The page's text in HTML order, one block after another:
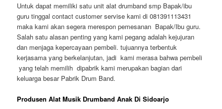
Untuk dapat memiliki satu unit alat drumband smp Bapak/ibu
guru tinggal contact customer servise kami di 081391113431
maka kami akan segera merespon pemesanan Bapak/Ibu guru.
Salah satu alasan penting yang kami pegang adalah kejujuran
dan menjaga kepercayaan pembeli. tujuannya terbentuk
kerjasama yang berkelanjutan, jadi kami merasa bahwa pembeli
yang telah memilih dipabrik kami merupakan bagian dari
keluarga besar Pabrik Drum Band.
Produsen Alat Musik Drumband Anak Di Sidoarjo